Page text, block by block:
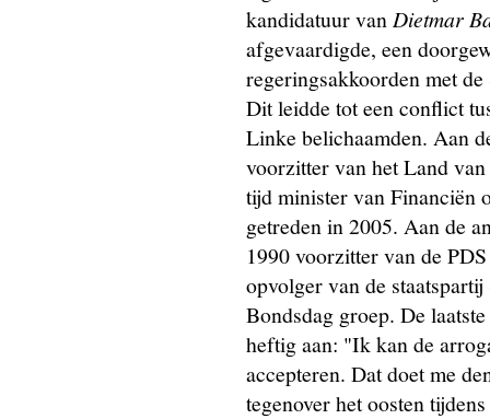
kandidatuur van Dietmar
afgevaardigde, een
regeringsakkoorden met de
Dit leidde tot een conflict
Linke belichaamden. Aan
voorzitter van het Land
tijd minister van Financiën
getreden in 2005. Aan de
1990 voorzitter van de
opvolger van de
Bondsdag groep. De
heftig aan: "Ik kan de
accepteren. Dat doet me
tegenover het oosten